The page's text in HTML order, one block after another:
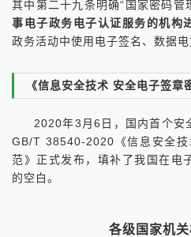
其中第二十九条明确“国家密码管
事电子政务电子认证服务的机构
政务活动中使用电子签名、数据电
《信息安全技术 安全电子签章
2020年3月6日，国内首个
GB/T 38540-2020《信息安全
范》正式发布，填补了我国在电
的空白。
各级国家机